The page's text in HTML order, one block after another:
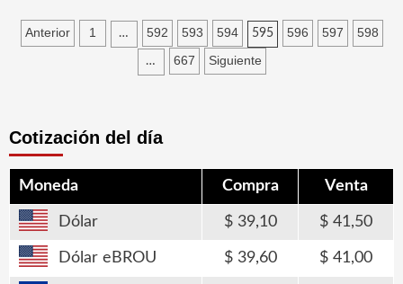
Paginación
Anterior 1 … 592 593 594 595 596 597 598
… 667 Siguiente
Cotización del día
Moneda Compra Venta
Dólar 39,10 41,50
Dólar eBROU 39,60 41,00